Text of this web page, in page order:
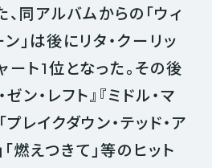
、同アルバムからの「ウィ
」は後にリタ・クーリッ
ート1位となった。その後
ゼン・レフト』『ミドル・マ
プレイクダウン・テッド・ア
「燃えつきて」等のヒット